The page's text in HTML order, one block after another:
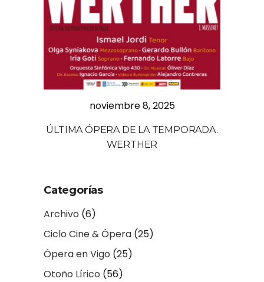
noviembre 8, 2025
ÚLTIMA ÓPERA DE LA TEMPORADA.
WERTHER
Categorías
Archivo (6)
Ciclo Cine & Ópera (25)
Ópera en Vigo (25)
Otoño Lírico (56)